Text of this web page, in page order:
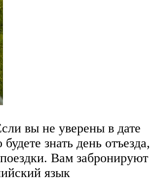
вы не уверены в дате
знать день отъезда,
Вам забронируют
язык